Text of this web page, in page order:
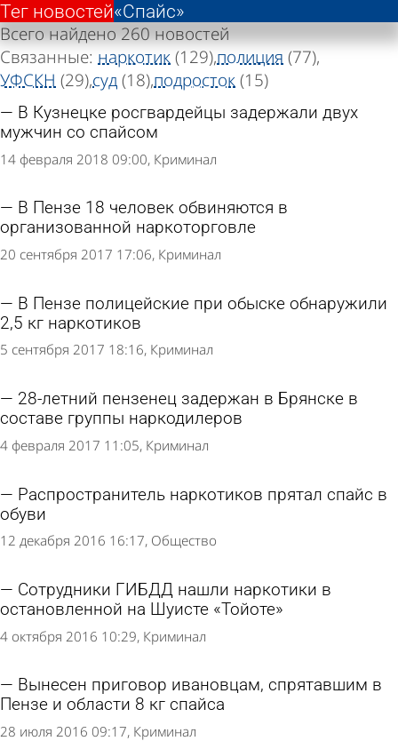
«Спайс»
Тег новостей
Всего найдено 260 новостей
Связанные: наркотик(129)полиция (77)
УФСКН (29)суд(18)подросток(15)
В Кузнецке росгвардейцы задержали двух
мужчин со спайсом
14 февраля 2018 09:00 Криминал
В Пензе 18 человек обвиняются в
организованной наркоторговле
20 сентября 2017 17:06 Криминал
В Пензе полицейские при обыске обнаружили
2,5 кг наркотиков
5 сентября 2017 18:16 Криминал
28-летний пензенец задержан в Брянске в
составе группы наркодилеров
4 февраля 2017 11:05 Криминал
Распространитель наркотиков прятал спайс в
обуви
12 декабря 2016 16:17 Общество
Сотрудники ГИБДД нашли наркотики в
остановленной на Шуисте «Тойоте»
4 октября 2016 10:29 Криминал
Вынесен приговор ивановцам, спрятавшим в
Пензе и области 8 кг спайса
28 июля 2016 09:17 Криминал
«Спайс»
Тег новостей